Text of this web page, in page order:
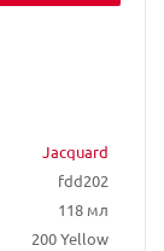
Jacquard
fdd202
118 мл
200 Yellow